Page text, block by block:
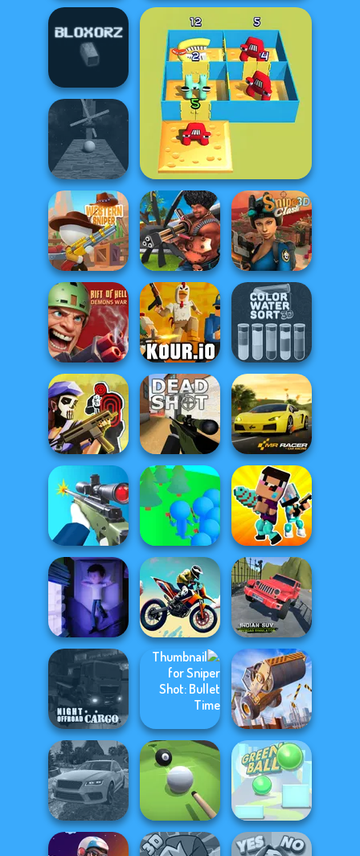
Five Nights At Christmas
Alphabet Lore Maze
Tattoo Master 3D:
Crazy Art
Bloxorz
Roller Baller
Sniper Clash 3D
Airport Clash 3D
Western Sniper
Color Water Sort
3D
Kour.io
Rift of Hell:
Demons War
Mr. Racer
Deadshot.io
Tom Clancy's
Shootout
Noob vs Pro
Challenge
Crowd
Lumberjack
Sniper Shooter 2
Indian SUV
Offroad
Simulator
Bike Jump
Cursed Dreams
Construction
Ramp Jumping
Sniper Shot:
Bullet Time
Night OffRoad
Cargo